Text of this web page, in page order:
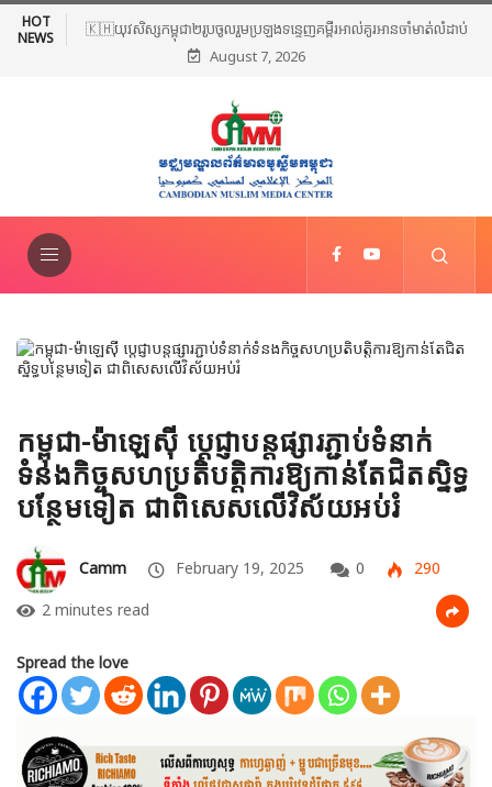
HOT
NEWS
🇰🇭យុវសិស្សកម្ពុជា២រូបចូលរួមប្រឡងទន្ទេញគម្ពីរអាល់គូរអានចាំមាត់លំដាប់
ពិភពលោក លើកទី៤៦ នៅទីក្រុងម៉ាក់កះ ប្រទេសអារ៉ាប៊ីសាអូឌីត
August 7, 2026
កម្ពុជា-ម៉ាឡេស៊ី ប្ដេជ្ញាបន្តផ្សារភ្ជាប់ទំនាក់
ទំនងកិច្ចសហប្រតិបត្តិការឱ្យកាន់តែជិតស្និទ្ធ
បន្ថែមទៀត ជាពិសេសលើវិស័យអប់រំ
Camm February 19, 2025 0
290
2 minutes read
Spread the love